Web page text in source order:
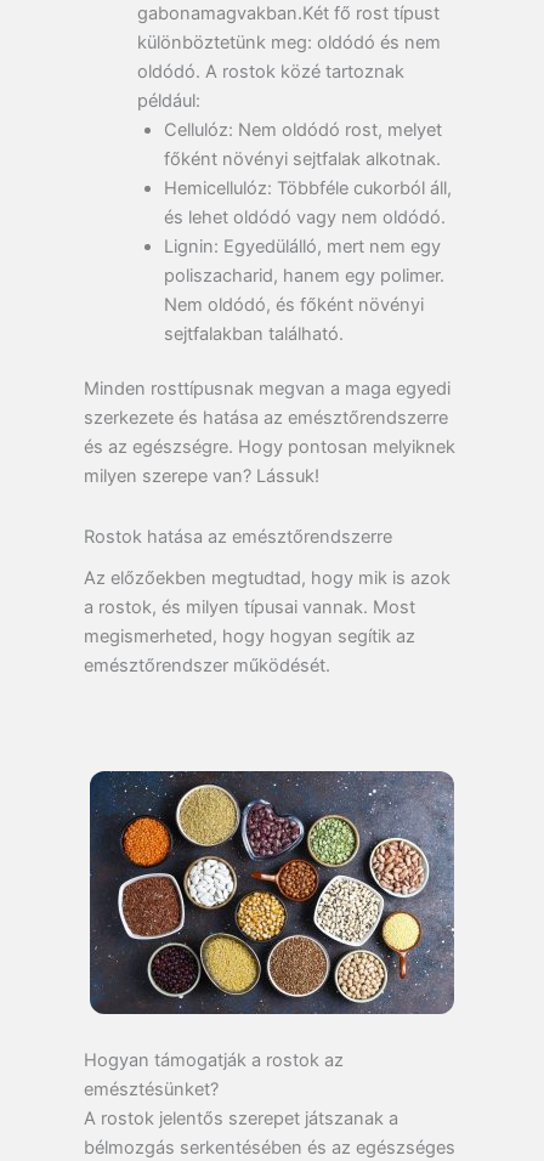
gabonamagvakban.Két fő rost típust
különböztetünk meg: oldódó és nem
oldódó. A rostok közé tartoznak
például:
Cellulóz: Nem oldódó rost, melyet
főként növényi sejtfalak alkotnak.
Hemicellulóz: Többféle cukorból áll,
és lehet oldódó vagy nem oldódó.
Lignin: Egyedülálló, mert nem egy
poliszacharid, hanem egy polimer.
Nem oldódó, és főként növényi
sejtfalakban található.
Minden rosttípusnak megvan a maga egyedi
szerkezete és hatása az emésztőrendszerre
és az egészségre. Hogy pontosan melyiknek
milyen szerepe van? Lássuk!
Rostok hatása az emésztőrendszerre
Az előzőekben megtudtad, hogy mik is azok
a rostok, és milyen típusai vannak. Most
megismerheted, hogy hogyan segítik az
emésztőrendszer működését.
Hogyan támogatják a rostok az
emésztésünket?
A rostok jelentős szerepet játszanak a
bélmozgás serkentésében és az egészséges